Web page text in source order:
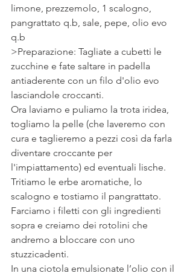
limone, prezzemolo, 1 scalogno,
pangrattato q.b, sale, pepe, olio evo
q.b
>Preparazione: Tagliate a cubetti le
zucchine e fate saltare in padella
antiaderente con un filo d'olio evo
lasciandole croccanti.
Ora laviamo e puliamo la trota iridea,
togliamo la pelle (che laveremo con
cura e taglieremo a pezzi così da farla
diventare croccante per
l'impiattamento) ed eventuali lische.
Tritiamo le erbe aromatiche, lo
scalogno e tostiamo il pangrattato.
Farciamo i filetti con gli ingredienti
sopra e creiamo dei rotolini che
andremo a bloccare con uno
stuzzicadenti.
In una ciotola emulsionate l’olio con il